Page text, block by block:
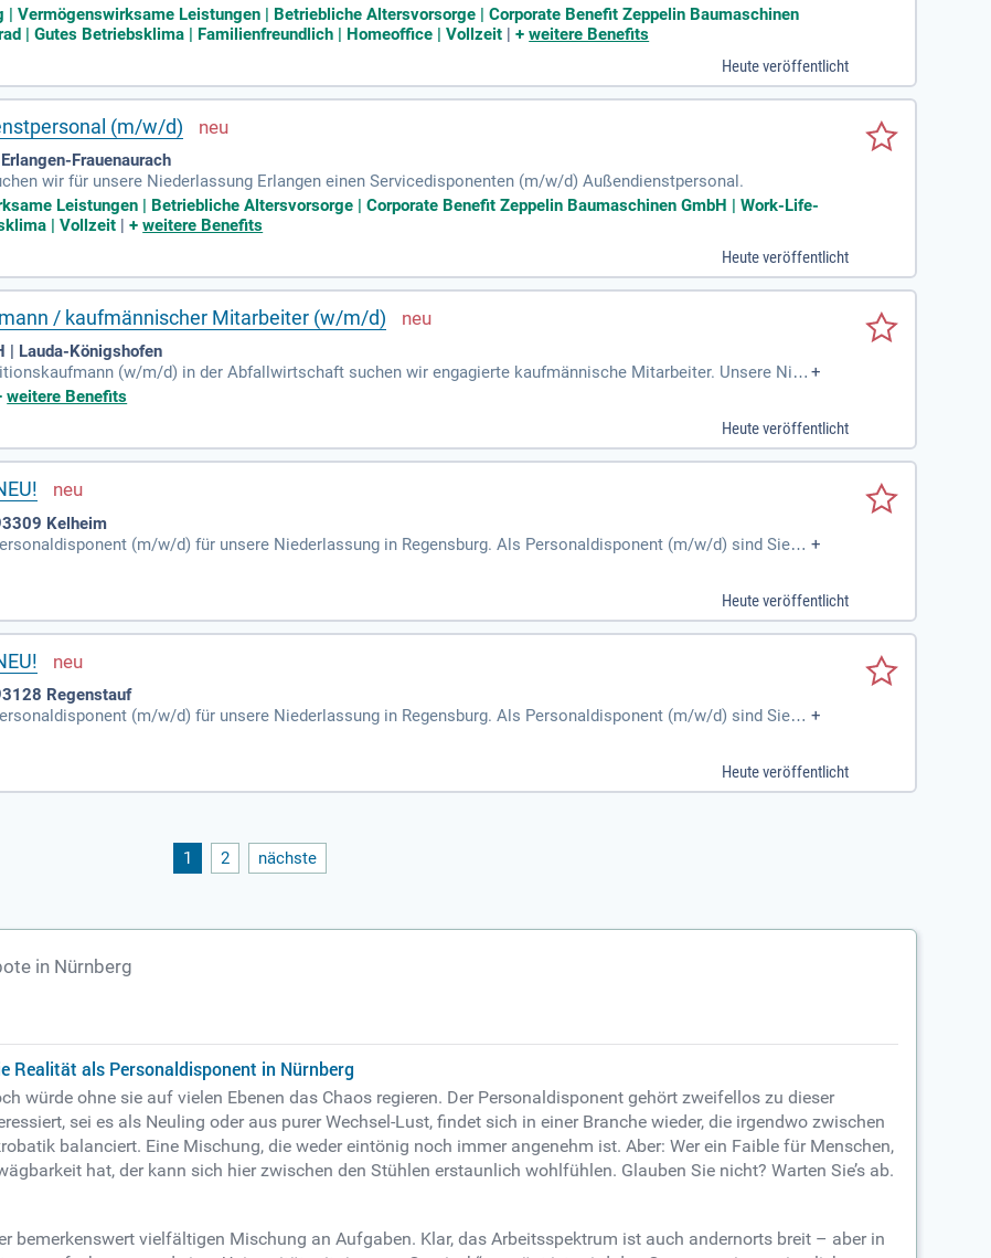
übernehmen Sie die Einsatzdisposition und -steuerung unserer Servicetechniker
| Vermögenswirksame Leistungen | Betriebliche Altersvorsorge | Corporate Benefit Zeppelin Baumaschinen
| Gutes Betriebsklima | Familienfreundlich | Homeoffice | Vollzeit |+weitere Benefits
Heute veröffentlicht
(m/w/d)
Frauenaurach
wir für unsere Niederlassung Erlangen einen Servicedisponenten (m/w/d) Außendienstpersonal.
Leistungen | Betriebliche Altersvorsorge | Corporate Benefit Zeppelin Baumaschinen GmbH | Work-Life-
| Vollzeit |+weitere Benefits
Heute veröffentlicht
/ kaufmännischer Mitarbeiter (w/m/d)
| Lauda-Königshofen
(w/m/d) in der Abfallwirtschaft suchen wir engagierte kaufmännische Mitarbeiter. Unsere Nied
in der Entsorgung, einschließlich Industrie- und Gewerbeentsorgung sowie Wertstoffhandel. Zu I
idealerweise mit Erfahrung in der Entsorgungsbranche, ist erforderlich. Wir legen Wert auf Teamfähi
und PC-Kenntnisse. Profitieren Sie von einer langfristigen Perspektive in einem fairen Arbeitsumfeld mit zufr
+
weitere Benefits
Heute veröffentlicht
Kelheim
(m/w/d) für unsere Niederlassung in Regensburg. Als Personaldisponent (m/w/d) sind Sie fü
unseres externen Personals mitverantwortlich.
+
Heute veröffentlicht
Regenstauf
(m/w/d) für unsere Niederlassung in Regensburg. Als Personaldisponent (m/w/d) sind Sie fü
unseres externen Personals mitverantwortlich.
+
Heute veröffentlicht
1 2 nächste
in Nürnberg
Realität als Personaldisponent in Nürnberg
würde ohne sie auf vielen Ebenen das Chaos regieren. Der Personaldisponent gehört zweifellos zu dieser
sei es als Neuling oder aus purer Wechsel-Lust, findet sich in einer Branche wieder, die irgendwo zwischen
balanciert. Eine Mischung, die weder eintönig noch immer angenehm ist. Aber: Wer ein Faible für Menschen,
hat, der kann sich hier zwischen den Stühlen erstaunlich wohlfühlen. Glauben Sie nicht? Warten Sie’s ab.
bemerkenswert vielfältigen Mischung an Aufgaben. Klar, das Arbeitsspektrum ist auch andernorts breit – aber in